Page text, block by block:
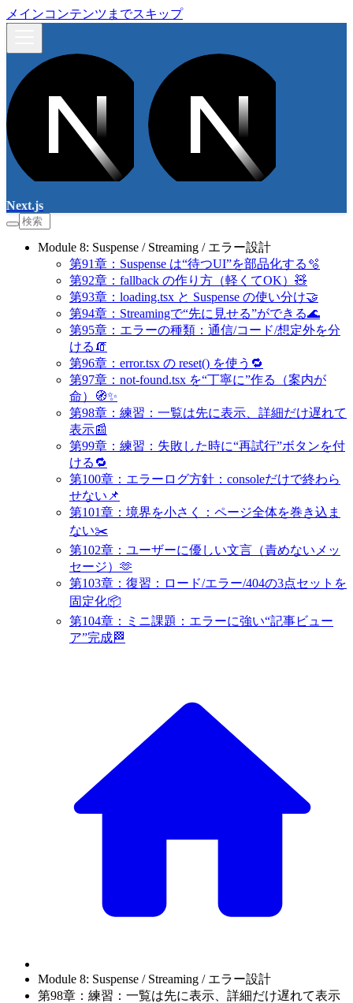
メインコンテンツまでスキップ
Next.js
Module 8: Suspense / Streaming / エラー設計
第91章：Suspense は“待つUI”を部品化する🫧
第92章：fallback の作り方（軽くてOK）🧸
第93章：loading.tsx と Suspense の使い分け🤝
第94章：Streamingで“先に見せる”ができる🌊
第95章：エラーの種類：通信/コード/想定外を分
ける🧯
第96章：error.tsx の reset() を使う🔁
第97章：not-found.tsx を“丁寧に”作る（案内が
命）🧭✨
第98章：練習：一覧は先に表示、詳細だけ遅れて
表示📰
第99章：練習：失敗した時に“再試行”ボタンを付
ける🔁
第100章：エラーログ方針：consoleだけで終わら
せない📌
第101章：境界を小さく：ページ全体を巻き込ま
ない✂️
第102章：ユーザーに優しい文言（責めないメッ
セージ）🫶
第103章：復習：ロード/エラー/404の3点セットを
固定化📦
第104章：ミニ課題：エラーに強い“記事ビュー
ア”完成🏁
Module 8: Suspense / Streaming / エラー設計
第98章：練習：一覧は先に表示、詳細だけ遅れて表示